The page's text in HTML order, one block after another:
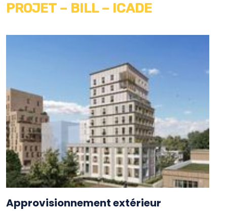
PROJET – BILL – ICADE
Approvisionnement extérieur